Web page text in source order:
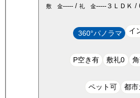
敷 金-----/ 礼 金-----３ＬＤＫ /
360°パノラマ イ
P空き有 敷礼0
ペット可 都市